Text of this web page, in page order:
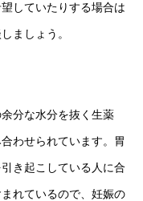
していたりする場合は
ましょう。
分な水分を抜く生薬
わせられています。胃
き起こしている人に合
れているので、妊娠の